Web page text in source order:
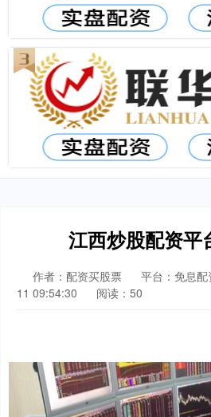
江西炒股配资平
作者：配资买股票 平台：免息配
11 09:54:30
阅读：50